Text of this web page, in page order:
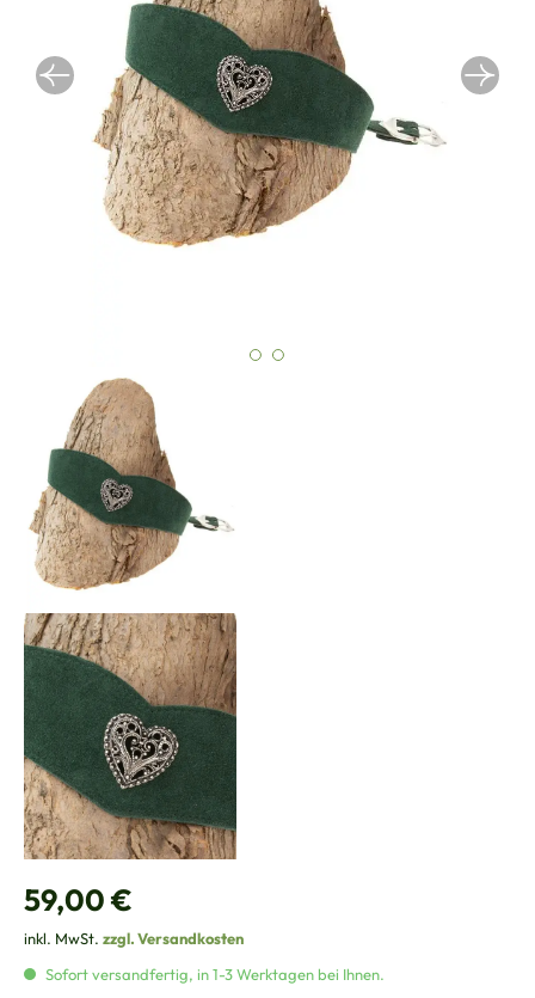
Regulärer Preis:
59,00 €
inkl. MwSt. zzgl. Versandkosten
Sofort versandfertig, in 1-3 Werktagen bei Ihnen.